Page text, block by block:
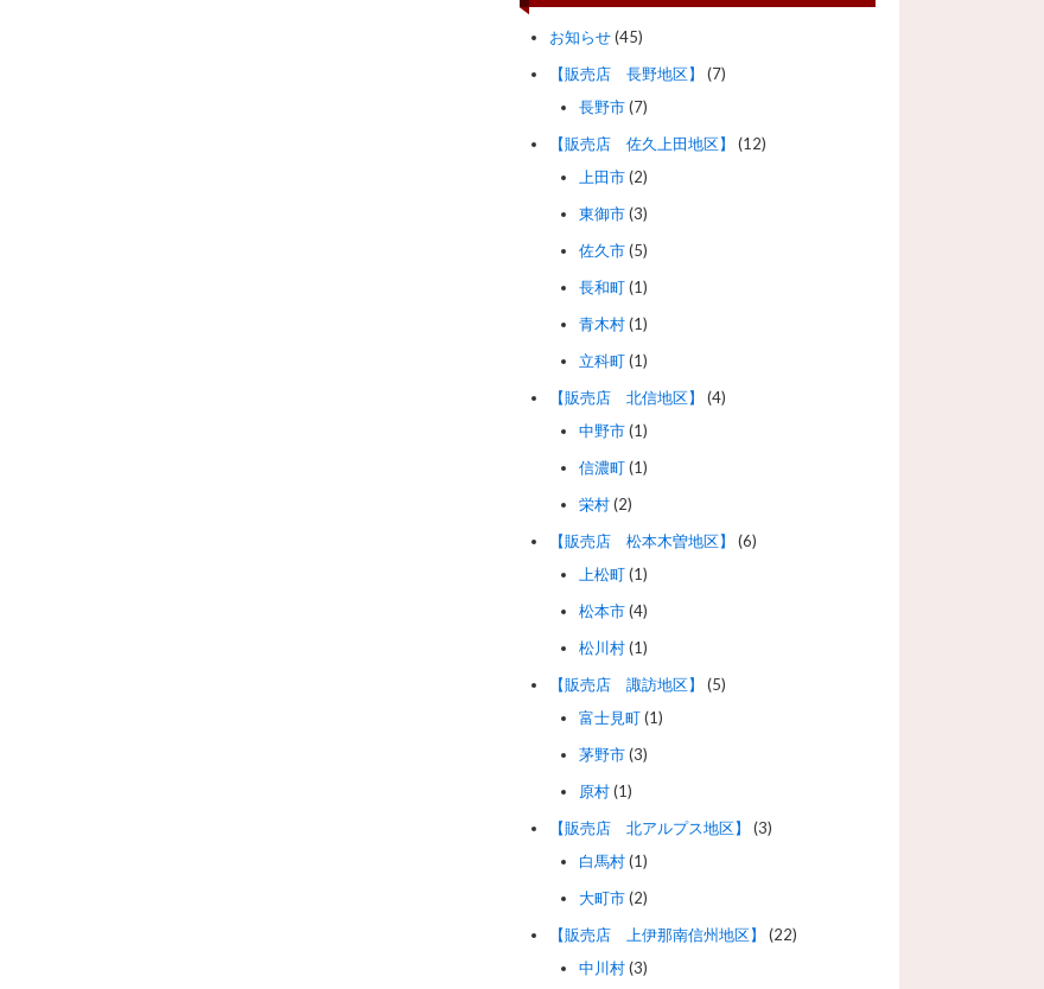
お知らせ(45)
【販売店 長野地区】
(7)
長野市(7)
【販売店 佐久上田地区】
(12)
上田市(2)
東御市(3)
佐久市(5)
長和町(1)
青木村(1)
立科町(1)
【販売店 北信地区】
(4)
中野市(1)
信濃町(1)
栄村(2)
【販売店 松本木曽地区】
(6)
上松町(1)
松本市(4)
松川村(1)
【販売店 諏訪地区】
(5)
富士見町(1)
茅野市(3)
原村(1)
【販売店 北アルプス地区】
(3)
白馬村(1)
大町市(2)
【販売店 上伊那南信州地区】
(22)
中川村(3)